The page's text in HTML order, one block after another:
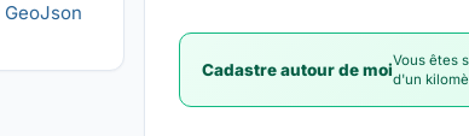
GeoJson
Cadastre autour de moiVous êtes
d'un